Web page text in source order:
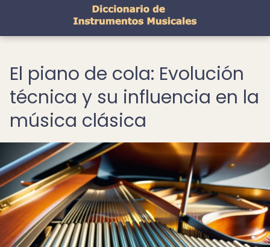
El piano de cola: Evolución
técnica y su influencia en la
música clásica